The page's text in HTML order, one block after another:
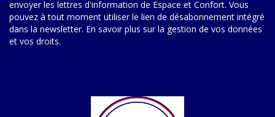
envoyer les lettres d'information de Espace et Confort. Vous
pouvez à tout moment utiliser le lien de désabonnement intégré
dans la newsletter. En savoir plus sur la gestion de vos données
et vos droits.